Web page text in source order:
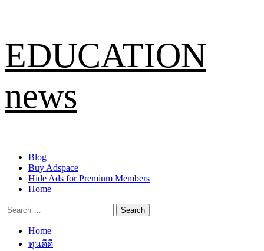
content
EDUCATION
news
Primary
Menu
Blog
Buy Adspace
Hide Ads for Premium Members
Home
Search
for:
Home
ทุนดีดี